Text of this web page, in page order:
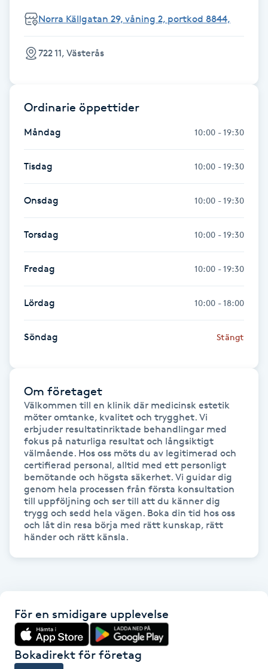
LPG-behandling
LPG-massage
Luggklippning
Lymfmassage
Läpptatuering
Medial vägledning
Medicinsk massage
Meditation
Medium
Mesoterapi
MicroPen
Norra Källgatan 29, våning 2, portkod 8844,
722 11, Västerås
Ordinarie öppettider
Måndag 10:00 - 19:30
Tisdag 10:00 - 19:30
Onsdag 10:00 - 19:30
Torsdag 10:00 - 19:30
Fredag 10:00 - 19:30
Lördag 10:00 - 18:00
Söndag Stängt
Om företaget
Välkommen till en klinik där medicinsk estetik
möter omtanke, kvalitet och trygghet. Vi
erbjuder resultatinriktade behandlingar med
fokus på naturliga resultat och långsiktigt
välmående. Hos oss möts du av legitimerad och
certifierad personal, alltid med ett personligt
bemötande och högsta säkerhet. Vi guidar dig
genom hela processen från första konsultation
till uppföljning och ser till att du känner dig
trygg och sedd hela vägen. Boka din tid hos oss
och låt din resa börja med rätt kunskap, rätt
händer och rätt känsla.
För en smidigare upplevelse
Bokadirekt för företag